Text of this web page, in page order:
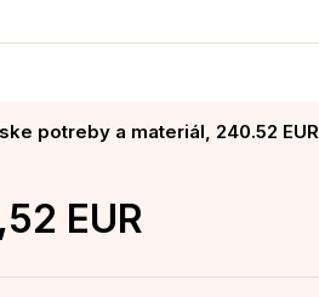
potreby a materiál, 240.52 EUR
EUR